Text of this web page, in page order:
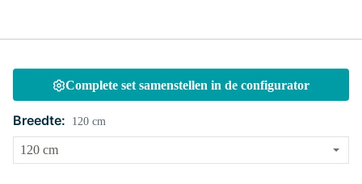
Complete set samenstellen in de configurator
Breedte: 120 cm